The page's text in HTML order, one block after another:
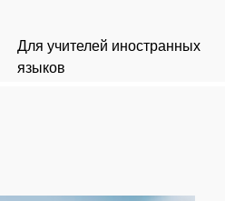
Для учителей иностранных
языков